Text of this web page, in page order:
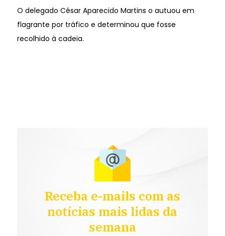
O delegado César Aparecido Martins o autuou em
flagrante por tráfico e determinou que fosse
recolhido à cadeia.
Receba e-mails com as
notícias mais lidas da
semana